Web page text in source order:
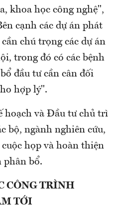
khoa học công nghệ",
cạnh các dự án phát
chú trọng các dự án
trong đó có các bệnh
đầu tư cần cân đối
hợp lý".
hoạch và Đầu tư chủ trì
bộ, ngành nghiên cứu,
họp và hoàn thiện
phân bổ.
CÔNG TRÌNH
TỚI